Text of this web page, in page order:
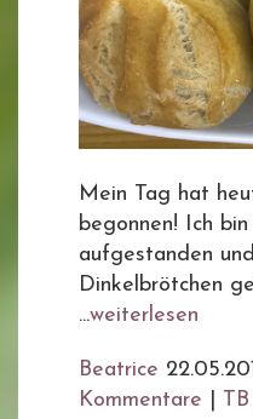
Mein Tag hat
begonnen! Ich
aufgestanden
Dinkelbrötchen
...weiterlesen
Beatrice
Kommentare
TB